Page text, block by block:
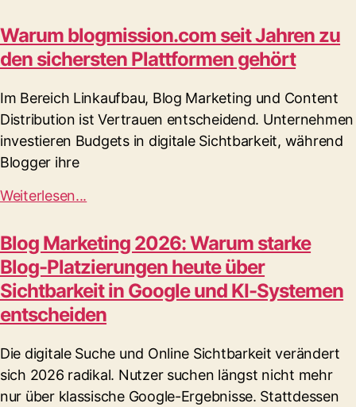
Warum blogmission.com seit Jahren zu
den sichersten Plattformen gehört
Im Bereich Linkaufbau, Blog Marketing und Content
Distribution ist Vertrauen entscheidend. Unternehmen
investieren Budgets in digitale Sichtbarkeit, während
Blogger ihre
Weiterlesen...
Blog Marketing 2026: Warum starke
Blog-Platzierungen heute über
Sichtbarkeit in Google und KI-Systemen
entscheiden
Die digitale Suche und Online Sichtbarkeit verändert
sich 2026 radikal. Nutzer suchen längst nicht mehr
nur über klassische Google-Ergebnisse. Stattdessen